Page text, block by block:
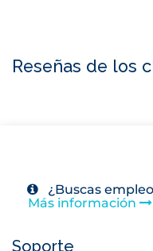
Reseñas de los
¿Buscas
Más información
Soporte